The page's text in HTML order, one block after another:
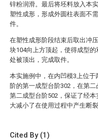
锌粉润滑。最后将坯料放入本
塑性成形，形成外圆柱表面不
件。
在塑性成形阶段结束后取出冲
块104向上方顶起，使得成型
处被顶出，完成取件。
本实施例中，在内凹模3上位
阶的第一成型台阶302，在第
第二成型台阶502，保证了经
大减小了在使用过程中产生断裂
Cited By (1)